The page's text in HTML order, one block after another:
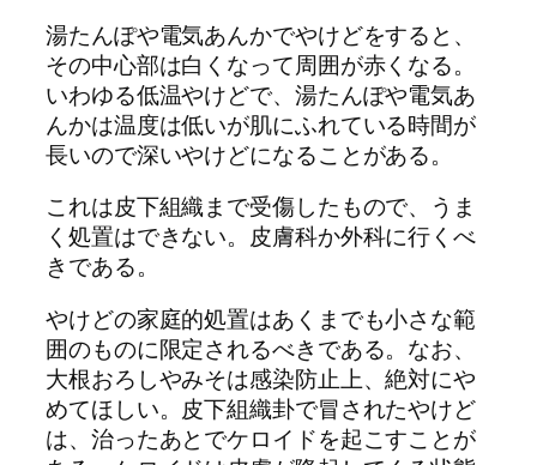
湯たんぽや電気あんかでやけどをすると、
その中心部は白くなって周囲が赤くなる。
いわゆる低温やけどで、湯たんぽや電気あ
んかは温度は低いが肌にふれている時間が
長いので深いやけどになることがある。
これは皮下組織まで受傷したもので、うま
く処置はできない。皮膚科か外科に行くべ
きである。
やけどの家庭的処置はあくまでも小さな範
囲のものに限定されるべきである。なお、
大根おろしやみそは感染防止上、絶対にや
めてほしい。皮下組織卦で冒されたやけど
は、治ったあとでケロイドを起こすことが